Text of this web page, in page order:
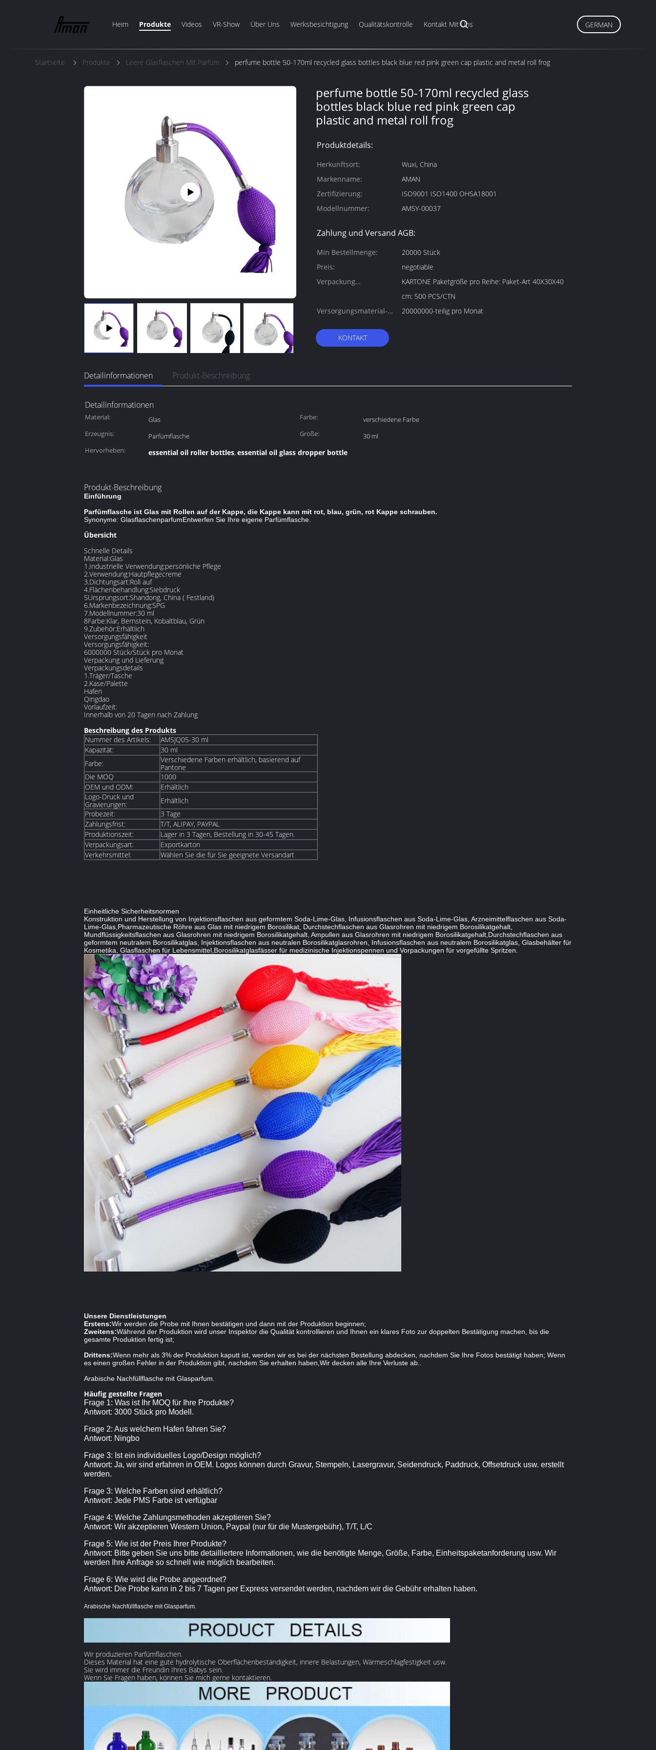
Heim Produkte Videos VR-Show Über Uns Werksbesichtigung Qualitätskontrolle Kontakt Mit Uns GERMAN
Startseite Produkte Leere Glasflaschen Mit Parfüm perfume bottle 50-170ml recycled glass bottles black blue red pink green cap plastic and metal roll frog
perfume bottle 50-170ml recycled glass
bottles black blue red pink green cap
plastic and metal roll frog
Produktdetails:
Herkunftsort:
Wuxi, China
Markenname:
AMAN
Zertifizierung:
ISO9001 ISO1400 OHSA18001
Modellnummer:
AMSY-00037
Zahlung und Versand AGB:
Min Bestellmenge:
20000 Stück
Preis:
negotiable
Verpackung
KARTONE Paketgröße pro Reihe: Paket-Art 40X30X40
cm: 500 PCS/CTN
Versorgungsmaterial-
20000000-teilig pro Monat
KONTAKT
Detailinformationen Produkt-Beschreibung
Detailinformationen
Material: Glas Farbe:
verschiedene Farbe
Erzeugnis:
Parfümflasche Größe:
30 ml
Hervorheben:
essential oil roller bottles, essential oil glass dropper bottle
Produkt-Beschreibung
Einführung
Parfümflasche ist Glas mit Rollen auf der Kappe, die Kappe kann mit rot, blau, grün, rot Kappe schrauben.
Synonyme: GlasflaschenparfumEntwerfen Sie Ihre eigene Parfümflasche.
Übersicht
Schnelle Details
Material:Glas
1.Industrielle Verwendung:persönliche Pflege
2.Verwendung:Hautpflegecreme
3.Dichtungsart:Roll auf
4.Flächenbehandlung:Siebdruck
5Ursprungsort:Shandong, China ( Festland)
6.Markenbezeichnung:SPG
7.Modellnummer:30 ml
8Farbe:Klar, Bernstein, Kobaltblau, Grün
9.Zubehör:Erhältlich
Versorgungsfähigkeit
Versorgungsfähigkeit:
6000000 Stück/Stück pro Monat
Verpackung und Lieferung
Verpackungsdetails
1.Träger/Tasche
2.Kase/Palette
Hafen
Qingdao
Vorlaufzeit:
Innerhalb von 20 Tagen nach Zahlung
Beschreibung des Produkts
Nummer des Artikels:
AMSJQ05-30 ml
Kapazität:
30 ml
Farbe:
Verschiedene Farben erhältlich, basierend auf
Pantone
Die MOQ
1000
OEM und ODM:
Erhältlich
Logo-Druck und
Gravierungen:
Erhältlich
Probezeit:
3 Tage
Zahlungsfrist:
T/T, ALIPAY, PAYPAL
Produktionszeit:
Lager in 3 Tagen, Bestellung in 30-45 Tagen.
Verpackungsart:
Exportkarton
Verkehrsmittel:
Wählen Sie die für Sie geeignete Versandart
Einheitliche Sicherheitsnormen
Konstruktion und Herstellung von Injektionsflaschen aus geformtem Soda-Lime-Glas, Infusionsflaschen aus Soda-Lime-Glas, Arzneimittelflaschen aus Soda-
Lime-Glas,Pharmazeutische Röhre aus Glas mit niedrigem Borosilikat, Durchstechflaschen aus Glasrohren mit niedrigem Borosilikatgehalt,
Mundflüssigkeitsflaschen aus Glasrohren mit niedrigem Borosilikatgehalt, Ampullen aus Glasrohren mit niedrigem Borosilikatgehalt,Durchstechflaschen aus
geformtem neutralem Borosilikatglas, Injektionsflaschen aus neutralen Borosilikatglasrohren, Infusionsflaschen aus neutralem Borosilikatglas, Glasbehälter für
Kosmetika, Glasflaschen für Lebensmittel,Borosilikatglasfässer für medizinische Injektionspennen und Vorpackungen für vorgefüllte Spritzen.
Unsere Dienstleistungen
Erstens:Wir werden die Probe mit Ihnen bestätigen und dann mit der Produktion beginnen;
Zweitens:Während der Produktion wird unser Inspektor die Qualität kontrollieren und Ihnen ein klares Foto zur doppelten Bestätigung machen, bis die
gesamte Produktion fertig ist;
Drittens:Wenn mehr als 3% der Produktion kaputt ist, werden wir es bei der nächsten Bestellung abdecken, nachdem Sie Ihre Fotos bestätigt haben; Wenn
es einen großen Fehler in der Produktion gibt, nachdem Sie erhalten haben,Wir decken alle Ihre Verluste ab..
Arabische Nachfüllflasche mit Glasparfum.
Häufig gestellte Fragen
Frage 1: Was ist Ihr MOQ für Ihre Produkte?
Antwort: 3000 Stück pro Modell.
Frage 2: Aus welchem Hafen fahren Sie?
Antwort: Ningbo
Frage 3: Ist ein individuelles Logo/Design möglich?
Antwort: Ja, wir sind erfahren in OEM. Logos können durch Gravur, Stempeln, Lasergravur, Seidendruck, Paddruck, Offsetdruck usw. erstellt
werden.
Frage 3: Welche Farben sind erhältlich?
Antwort: Jede PMS Farbe ist verfügbar
Frage 4: Welche Zahlungsmethoden akzeptieren Sie?
Antwort: Wir akzeptieren Western Union, Paypal (nur für die Mustergebühr), T/T, L/C
Frage 5: Wie ist der Preis Ihrer Produkte?
Antwort: Bitte geben Sie uns bitte detailliertere Informationen, wie die benötigte Menge, Größe, Farbe, Einheitspaketanforderung usw. Wir
werden Ihre Anfrage so schnell wie möglich bearbeiten.
Frage 6: Wie wird die Probe angeordnet?
Antwort: Die Probe kann in 2 bis 7 Tagen per Express versendet werden, nachdem wir die Gebühr erhalten haben.
Arabische Nachfüllflasche mit Glasparfum.
Wir produzieren Parfümflaschen.
Dieses Material hat eine gute hydrolytische Oberflächenbeständigkeit, innere Belastungen, Wärmeschlagfestigkeit usw.
Sie wird immer die Freundin Ihres Babys sein.
Wenn Sie Fragen haben, können Sie mich gerne kontaktieren.